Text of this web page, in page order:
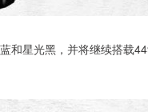
和星光黑，并将继续搭载